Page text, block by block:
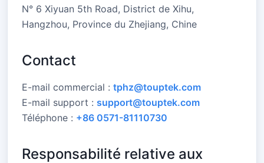
N° 6 Xiyuan 5th Road, District de Xihu,
Hangzhou, Province du Zhejiang, Chine
Contact
E-mail commercial : tphz@touptek.com
E-mail support : support@touptek.com
Téléphone : +86 0571-81110730
Responsabilité relative aux